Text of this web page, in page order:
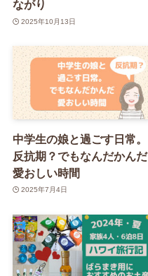
ながり
2025年10月13日
中学生の娘と過ごす日常。
反抗期？でもなんだかんだ
愛おしい時間
2025年7月4日